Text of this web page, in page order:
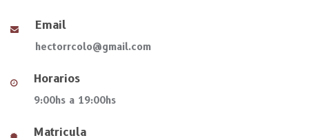
Email
hectorrcolo@gmail.com
Horarios
9:00hs a 19:00hs
Matricula